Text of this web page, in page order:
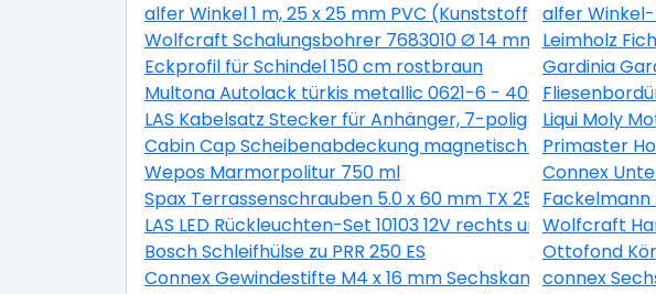
alfer Winkel 1 m, 25 x 25 mm PVC (Kunststoff) glatt weiss
alfer Winkel-
Wolfcraft Schalungsbohrer 7683010 Ø 14 mm Leimholz
Eckprofil für Schindel 150 cm rostbraun
Gardinia
Multona Autolack türkis metallic 0621-6 - 400ml
LAS Kabelsatz Stecker für Anhänger, 7-polig
Liqui Moly
Cabin Cap Scheibenabdeckung magnetisch für PKW
Primaster
Wepos Marmorpolitur 750 ml
Connex
Spax Terrassenschrauben 5.0 x 60 mm TX 25 - 200 Stk.
Fackelmann
LAS LED Rückleuchten-Set 10103 12V rechts und links
Wolfcraft
Bosch Schleifhülse zu PRR 250 ES
Ottofond
Connex Gewindestifte M4 x 16 mm Sechskant Innen 2 mm
connex